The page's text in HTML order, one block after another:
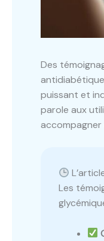
Des
puissant et
parole aux
Les